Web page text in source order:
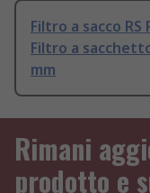
Filtro a sacco
Filtro a
mm
Rimani
prodotto e